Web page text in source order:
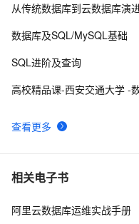
1010g 中使用toad的sql编
查看更多
从传统数据库到云数据库演
数据库及SQL/MySQL基础
SQL进阶及查询
高校精品课-西安交通大学 -
相关电子书
阿里云数据库运维实战手册